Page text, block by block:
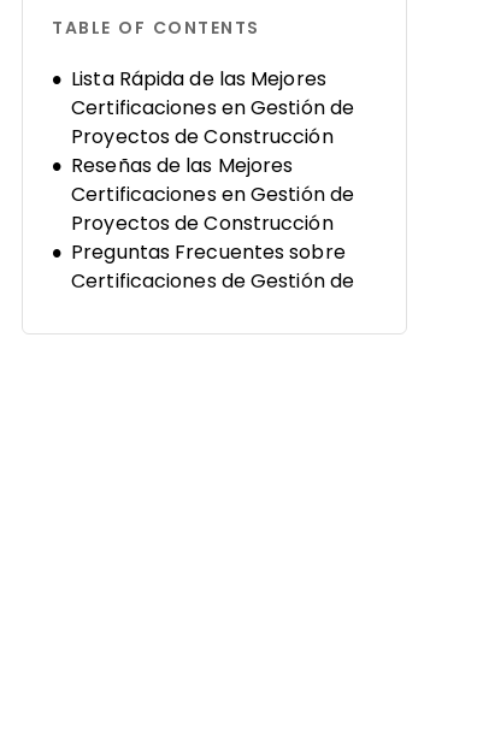
TABLE OF CONTENTS
Lista Rápida de las Mejores
Certificaciones en Gestión de
Proyectos de Construcción
Reseñas de las Mejores
Certificaciones en Gestión de
Proyectos de Construcción
Preguntas Frecuentes sobre
Certificaciones de Gestión de
Otros Recursos Útiles